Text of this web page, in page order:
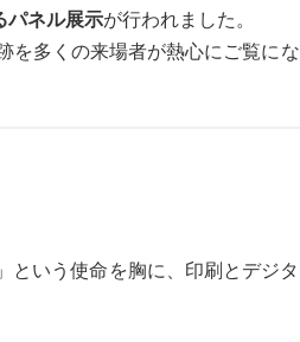
パネル展示が行われました。
を多くの来場者が熱心にご覧にな
いう使命を胸に、印刷とデジタ